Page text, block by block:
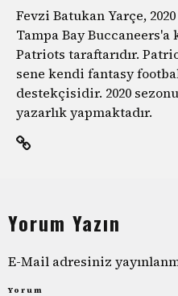
Fevzi Batukan Yarçe,
Tampa Bay
Patriots taraftarıdır.
sene kendi fantasy
destekçisidir. 2020
yazarlık yapmaktadır.
Yorum Yazın
E-Mail adresiniz
Yorum